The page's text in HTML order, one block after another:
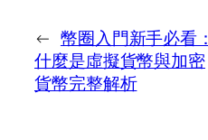
← 幣圈入門新手必看：
什麼是虛擬貨幣與加密
貨幣完整解析